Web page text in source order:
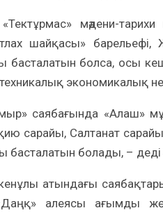
мәдени-
шайқасы»
басталатын болса, осы
экономикалық
саябағында «Алаш»
сарайы, Салтанат сарайы,
басталатын болады, –
атындағы
алеясы ағымды